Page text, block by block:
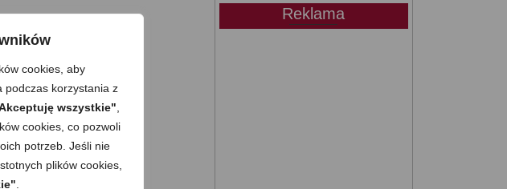
cookies, aby
podczas korzystania z
wszystkie"
cookies, co pozwoli
potrzeb. Jeśli nie
plików cookies,
Reklama